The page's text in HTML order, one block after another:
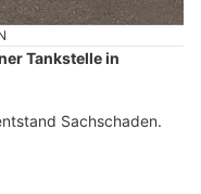
Tankstelle in
Sachschaden.